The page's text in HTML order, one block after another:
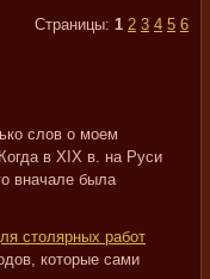
Страницы: 1 2 3 4 5 6
слов о моем
в XIX в. на Руси
вначале была
столярных работ
которые сами